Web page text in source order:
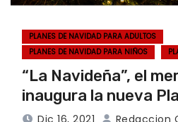
PLANES DE NAVIDAD PARA ADULTOS
PLANES DE NAVIDAD PARA NIÑOS
“La Navideña”, el
inaugura la nueva
Dic 16, 2021 Redaccion